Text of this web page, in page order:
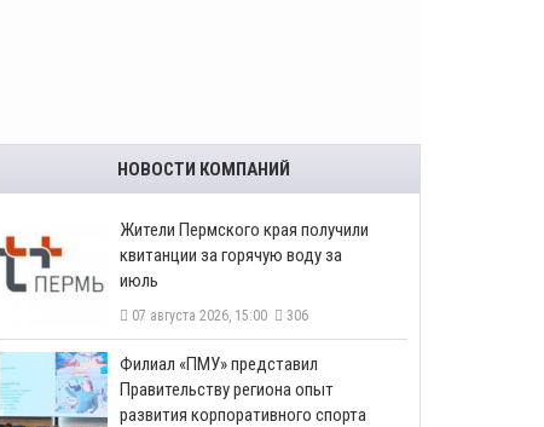
НОВОСТИ КОМПАНИЙ
​Жители Пермского края получили
квитанции за горячую воду за
июль
07 августа 2026, 15:00 306
​Филиал «ПМУ» представил
Правительству региона опыт
развития корпоративного спорта